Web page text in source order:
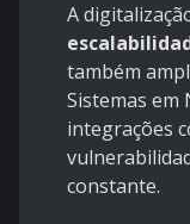
A
também
Sistemas em
integrações
constante.